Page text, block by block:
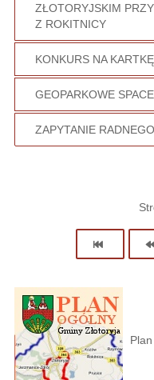
ZŁOTORYJSKIM
Z ROKITNICY
KONKURS NA
GEOPARKOWE
ZAPYTANIE